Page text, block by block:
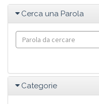
Cerca una Parola
Categorie